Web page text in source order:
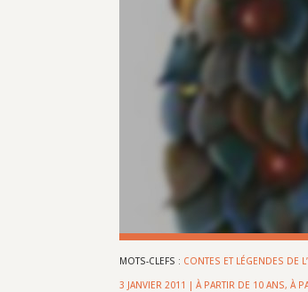
MOTS-CLEFS : CONTES ET LÉGENDES DE
3 JANVIER 2011 |À PARTIR DE 10 ANS,À